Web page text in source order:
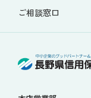
ご相談窓口